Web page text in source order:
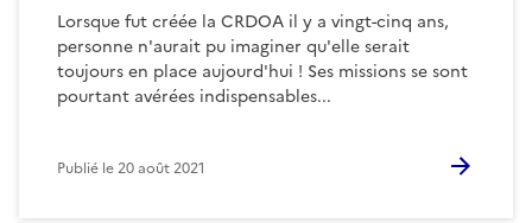
Lorsque fut créée la CRDOA il y a vingt-cinq ans,
personne n'aurait pu imaginer qu'elle serait
toujours en place aujourd'hui ! Ses missions se sont
pourtant avérées indispensables...
Publié le20 août 2021